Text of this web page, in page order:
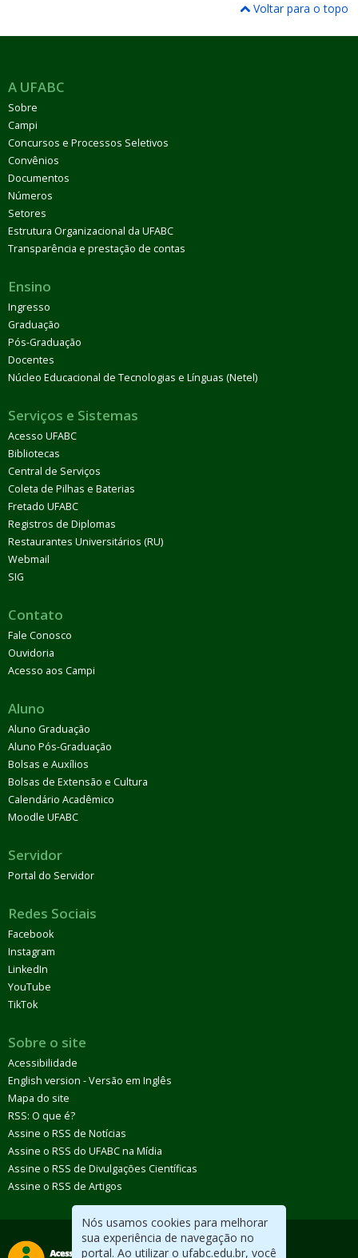
Nós usamos cookies para melhorar
sua experiência de navegação no
portal. Ao utilizar o ufabc.edu.br, você
Voltar para o topo
A UFABC
Sobre
Campi
Concursos e Processos Seletivos
Convênios
Documentos
Números
Setores
Estrutura Organizacional da UFABC
Transparência e prestação de contas
Ensino
Ingresso
Graduação
Pós-Graduação
Docentes
Núcleo Educacional de Tecnologias e Línguas (Netel)
Serviços e Sistemas
Acesso UFABC
Bibliotecas
Central de Serviços
Coleta de Pilhas e Baterias
Fretado UFABC
Registros de Diplomas
Restaurantes Universitários (RU)
Webmail
SIG
Contato
Fale Conosco
Ouvidoria
Acesso aos Campi
Aluno
Aluno Graduação
Aluno Pós-Graduação
Bolsas e Auxílios
Bolsas de Extensão e Cultura
Calendário Acadêmico
Moodle UFABC
Servidor
Portal do Servidor
Redes Sociais
Facebook
Instagram
LinkedIn
YouTube
TikTok
Sobre o site
Acessibilidade
English version - Versão em Inglês
Mapa do site
RSS: O que é?
Assine o RSS de Notícias
Assine o RSS do UFABC na Mídia
Assine o RSS de Divulgações Científicas
Assine o RSS de Artigos